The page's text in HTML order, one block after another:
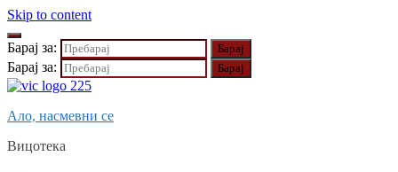
Skip to content
Барај за:
Барај за:
Ало, насмевни се
Вицотека